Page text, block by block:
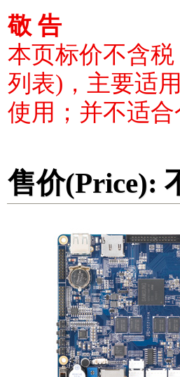
敬 告
本页标价不含
列表)，主要适
使用；并不适
售价(Price):